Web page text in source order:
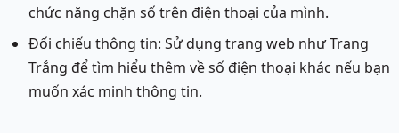
chức năng chặn số trên điện thoại của mình.
Đối chiếu thông tin: Sử dụng trang web như Trang
Trắng để tìm hiểu thêm về số điện thoại khác nếu bạn
muốn xác minh thông tin.